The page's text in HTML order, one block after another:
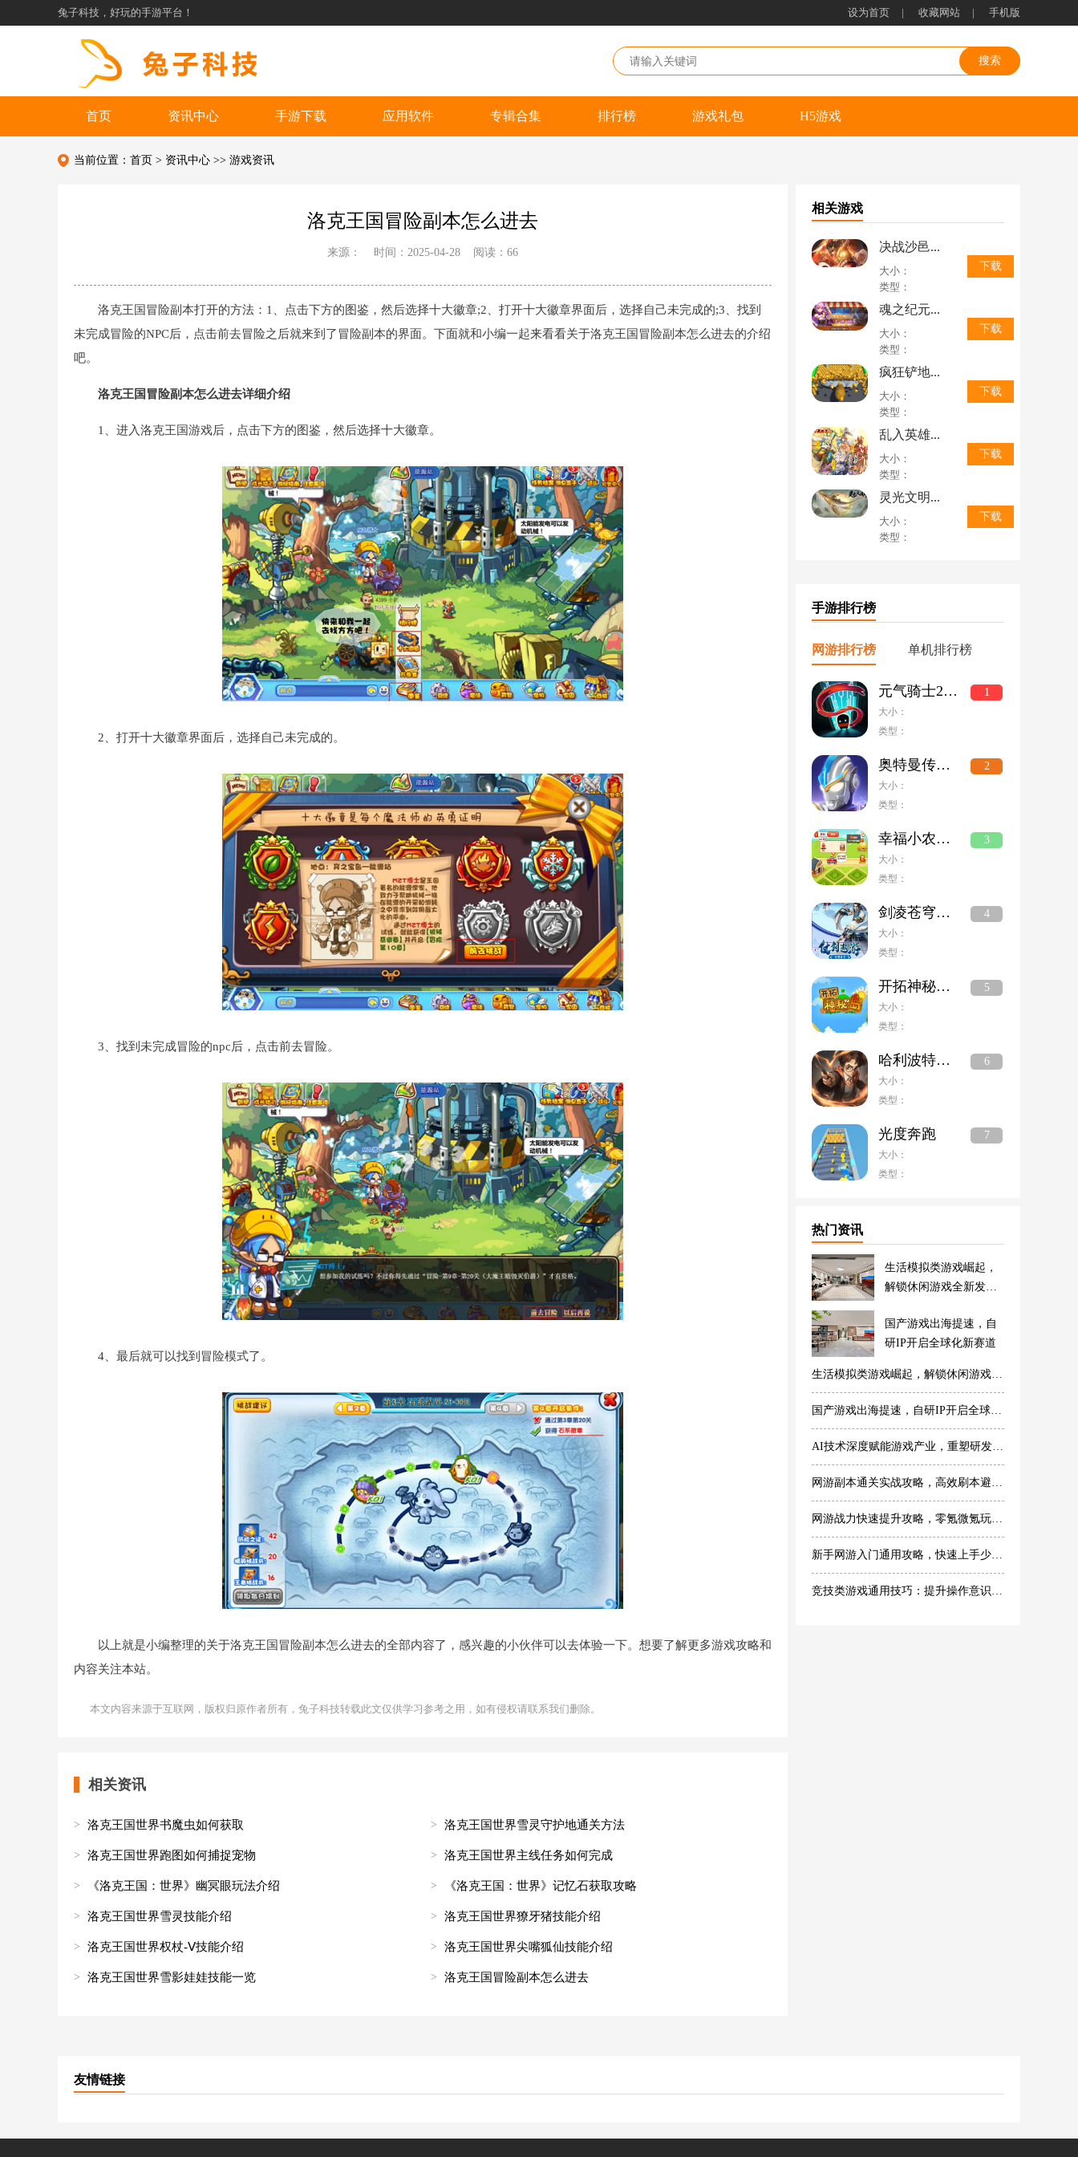
兔子科技，好玩的手游平台！ 设为首页 | 收藏网站 | 手机版
首页 资讯中心 手游下载 应用软件 专辑合集 排行榜 游戏礼包 H5游戏
当前位置： 首页 > 资讯中心 >> 游戏资讯
洛克王国冒险副本怎么进去
来源： 时间：2025-04-28 阅读： 66
洛克王国冒险副本打开的方法：1、点击下方的图鉴，然后选择十大徽章;2、打开十大徽章界面后，选择自己未完成的;3、找到
未完成冒险的NPC后，点击前去冒险之后就来到了冒险副本的界面。下面就和小编一起来看看关于洛克王国冒险副本怎么进去的介绍
吧。
洛克王国冒险副本怎么进去详细介绍
1、进入洛克王国游戏后，点击下方的图鉴，然后选择十大徽章。
2、打开十大徽章界面后，选择自己未完成的。
3、找到未完成冒险的npc后，点击前去冒险。
4、最后就可以找到冒险模式了。
以上就是小编整理的关于洛克王国冒险副本怎么进去的全部内容了，感兴趣的小伙伴可以去体验一下。想要了解更多游戏攻略和
内容关注本站。
本文内容来源于互联网，版权归原作者所有，兔子科技转载此文仅供学习参考之用，如有侵权请联系我们删除。
相关资讯
洛克王国世界书魔虫如何获取 洛克王国世界雪灵守护地通关方法
洛克王国世界跑图如何捕捉宠物 洛克王国世界主线任务如何完成
《洛克王国：世界》幽冥眼玩法介绍 《洛克王国：世界》记忆石获取攻略
洛克王国世界雪灵技能介绍 洛克王国世界獠牙猪技能介绍
洛克王国世界权杖-Ⅴ技能介绍 洛克王国世界尖嘴狐仙技能介绍
洛克王国世界雪影娃娃技能一览 洛克王国冒险副本怎么进去
相关游戏
决战沙邑...
大小：
类型：
下载
魂之纪元...
大小：
类型：
下载
疯狂铲地...
大小：
类型：
下载
乱入英雄...
大小：
类型：
下载
灵光文明...
大小：
类型：
下载
手游排行榜
网游排行榜 单机排行榜
元气骑士2022破解版全无限下载 1
大小：
类型：
奥特曼传奇英雄国际版 2
大小：
类型：
幸福小农场赚钱版 3
大小：
类型：
剑凌苍穹破解版无限元宝 4
大小：
类型：
开拓神秘岛安卓版 5
大小：
类型：
哈利波特魔法觉醒手游 6
大小：
类型：
光度奔跑 7
大小：
类型：
热门资讯
生活模拟类游戏崛起，
解锁休闲游戏全新发展
国产游戏出海提速，自
研IP开启全球化新赛道
生活模拟类游戏崛起，解锁休闲游戏全新发展方向
国产游戏出海提速，自研IP开启全球化新赛道
AI技术深度赋能游戏产业，重塑研发与玩家体验
网游副本通关实战攻略，高效刷本避坑技巧
网游战力快速提升攻略，零氪微氪玩家专属技巧
新手网游入门通用攻略，快速上手少走弯路
竞技类游戏通用技巧：提升操作意识轻松提升段位
友情链接